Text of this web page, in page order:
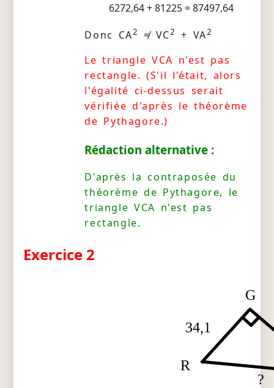
6272,64 + 81225 = 87497,64
Donc CA2 ≠ VC2 + VA2
Le triangle VCA n'est pas
rectangle. (S'il l'était, alors
l'égalité ci-dessus serait
vérifiée d'après le théorème
de Pythagore.)
Rédaction alternative :
D'après la contraposée du
théorème de Pythagore, le
triangle VCA n'est pas
rectangle.
Exercice 2
G
R
34,1
?